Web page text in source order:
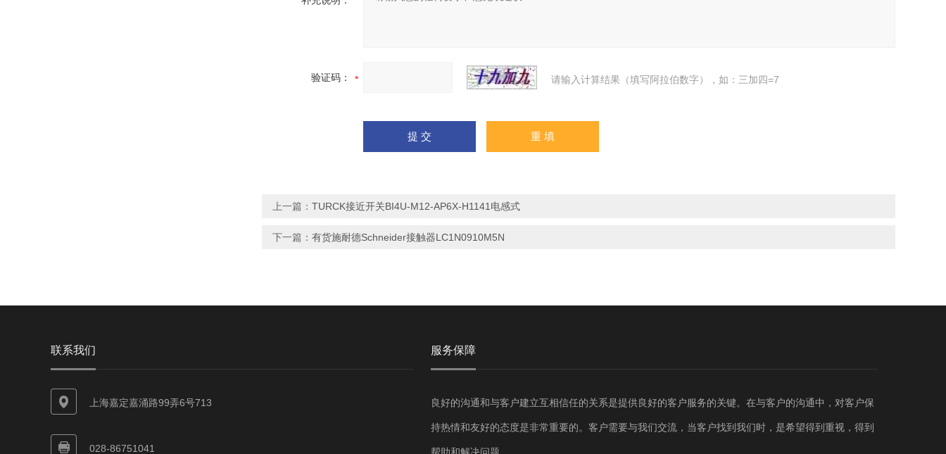
验证码： 请输入计算结果（填写阿拉伯数字），如：三加四=7
上一篇： TURCK接近开关BI4U-M12-AP6X-H1141电感式
下一篇： 有货施耐德Schneider接触器LC1N0910M5N
联系我们
上海嘉定嘉涌路99弄6号713
028-86751041
服务保障
良好的沟通和与客户建立互相信任的关系是提供良好的客户服务的关键。在与客户的沟通中，对客户保
持热情和友好的态度是非常重要的。客户需要与我们交流，当客户找到我们时，是希望得到重视，得到